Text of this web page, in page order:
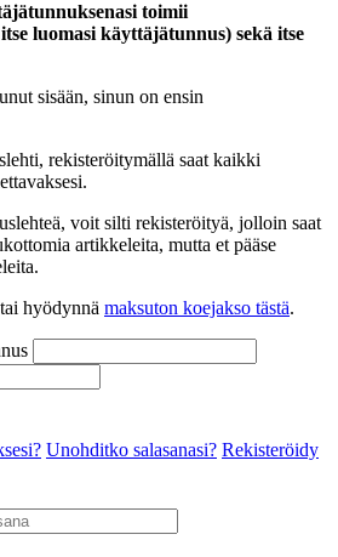
toimii
luomasi käyttäjätunnus) sekä itse
sisään, sinun on ensin
rekisteröitymällä saat kaikki
voit silti rekisteröityä, jolloin saat
artikkeleita, mutta et pääse
tai hyödynnä maksuton koejakso tästä.
Unohditko salasanasi? Rekisteröidy